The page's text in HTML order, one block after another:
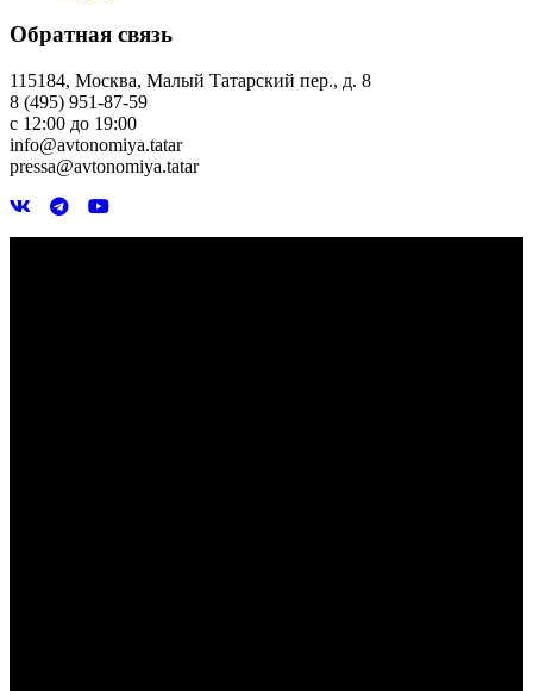
Обратная связь
115184, Москва, Малый Татарский пер., д. 8
8 (495) 951-87-59
с 12:00 до 19:00
info@avtonomiya.tatar
pressa@avtonomiya.tatar